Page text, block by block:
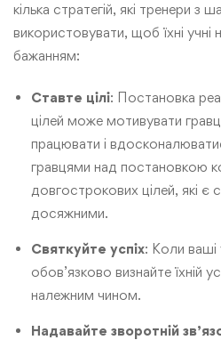
кілька стратегій, які тренери з
використовувати, щоб їхні учні
бажанням:
Ставте цілі: Постановка
цілей може мотивувати
працювати і
гравцями над постановкою
довгострокових цілей, які є
досяжними.
Святкуйте успіх: Коли ваші
обов’язково визнайте їхній
належним чином.
Надавайте зворотній